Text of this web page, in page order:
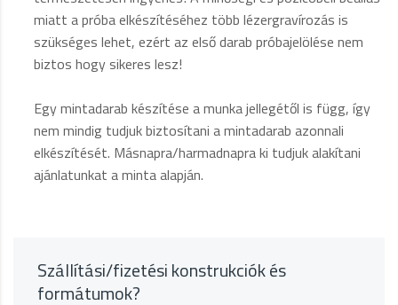
miatt a próba elkészítéséhez több lézergravírozás is
szükséges lehet, ezért az első darab próbajelölése nem
biztos hogy sikeres lesz!
Egy mintadarab készítése a munka jellegétől is függ, így
nem mindig tudjuk biztosítani a mintadarab azonnali
elkészítését. Másnapra/harmadnapra ki tudjuk alakítani
ajánlatunkat a minta alapján.
Szállítási/fizetési konstrukciók és
formátumok?